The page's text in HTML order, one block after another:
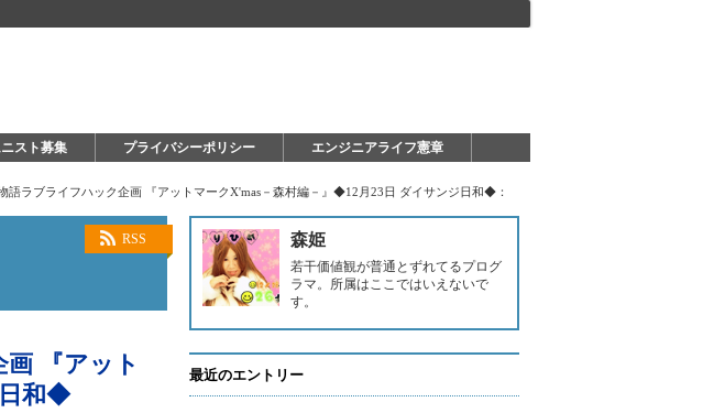
スト募集 プライバシーポリシー エンジニアライフ憲章
語ラブライフハック企画 『アットマークX'mas－森村編－』◆12月23日 ダイサンジ日和◆：
RSS
『アット
日和◆
森姫
若干価値観が普通とずれてるプログ
ラマ。所属はここではいえないで
す。
最近のエントリー